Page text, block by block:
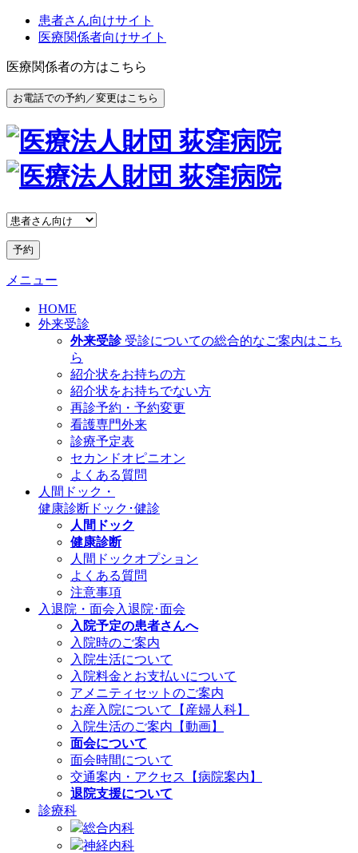
患者さん向けサイト
医療関係者向けサイト
医療関係者の方はこちら
お電話での予約／変更はこちら
予約
メニュー
HOME
外来受診
外来受診 受診についての総合的なご案内はこち
ら
紹介状をお持ちの方
紹介状をお持ちでない方
再診予約・予約変更
看護専門外来
診療予定表
セカンドオピニオン
よくある質問
人間ドック・
健康診断 ドック･健診
人間ドック
健康診断
人間ドックオプション
よくある質問
注意事項
入退院・面会 入退院･面会
入院予定の患者さんへ
入院時のご案内
入院生活について
入院料金とお支払いについて
アメニティセットのご案内
お産入院について【産婦人科】
入院生活のご案内【動画】
面会について
面会時間について
交通案内・アクセス【病院案内】
退院支援について
診療科
総合内科
神経内科